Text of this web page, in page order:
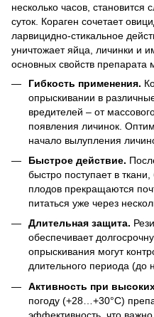
несколько часов, становится
суток. Кораген сочетает
ларвицидно-стикальное
уничтожает яйца, личинки и
основных свойств препарата
Гибкость применения.
опрыскивании в
вредителей – от
появления личинок.
начало вылупления
Быстрое действие.
быстро поступает в
плодов прекращаются
питаться уже через
Длительная защита.
обеспечивает
опрыскивания могут
длительного периода (до
Активность при
погоду (+28…+30°C)
эффективность, что